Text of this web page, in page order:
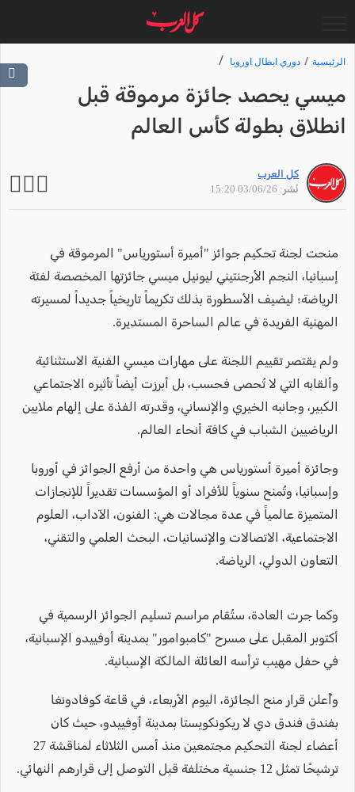
الرئيسية دوري ابطال اوروبا
ميسي يحصد جائزة مرموقة قبل
انطلاق بطولة كأس العالم
كل العرب
نُشر: 03/06/26 15:20
منحت لجنة تحكيم جوائز "أميرة أستورياس" المرموقة في
إسبانيا، النجم الأرجنتيني ليونيل ميسي جائزتها المخصصة لفئة
الرياضة؛ ليضيف الأسطورة بذلك تكريماً تاريخياً جديداً لمسيرته
المهنية الفريدة في عالم الساحرة المستديرة.
ولم يقتصر تقييم اللجنة على مهارات ميسي الفنية الاستثنائية
وألقابه التي لا تُحصى فحسب، بل أبرزت أيضاً تأثيره الاجتماعي
الكبير، وجانبه الخيري والإنساني، وقدرته الفذة على إلهام ملايين
الرياضيين الشباب في كافة أنحاء العالم.
وجائزة أميرة أستورياس هي واحدة من أرفع الجوائز في أوروبا
وإسبانيا، وتُمنح سنوياً للأفراد أو المؤسسات تقديراً للإنجازات
المتميزة عالمياً في عدة مجالات هي: الفنون، الآداب، العلوم
الاجتماعية، الاتصالات والإنسانيات، البحث العلمي والتقني،
التعاون الدولي، الرياضة.
وكما جرت العادة، ستُقام مراسم تسليم الجوائز الرسمية في
أكتوبر المقبل على مسرح "كامبوامور" بمدينة أوفييدو الإسبانية،
في حفل مهيب ترأسه العائلة المالكة الإسبانية.
وأُعلن قرار منح الجائزة، اليوم الأربعاء، في قاعة كوفادونغا
بفندق فندق دي لا ريكونكويستا بمدينة أوفييدو، حيث كان
أعضاء لجنة التحكيم مجتمعين منذ أمس الثلاثاء لمناقشة 27
ترشيحًا تمثل 12 جنسية مختلفة قبل التوصل إلى قرارهم النهائي.